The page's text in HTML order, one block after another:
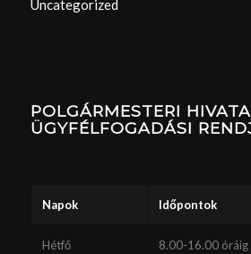
Uncategorized
POLGÁRMESTERI
ÜGYFÉLFOGADÁSI
Napok Időpontok
Hétfő 8.00-16.00 óráig